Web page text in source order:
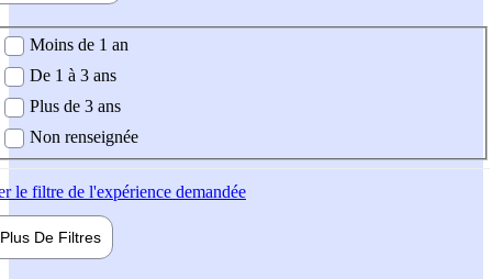
demandée
Moins de 1 an
De 1 à 3 ans
Plus de 3 ans
Non renseignée
le filtre de l'expérience demandée
Plus De Filtres